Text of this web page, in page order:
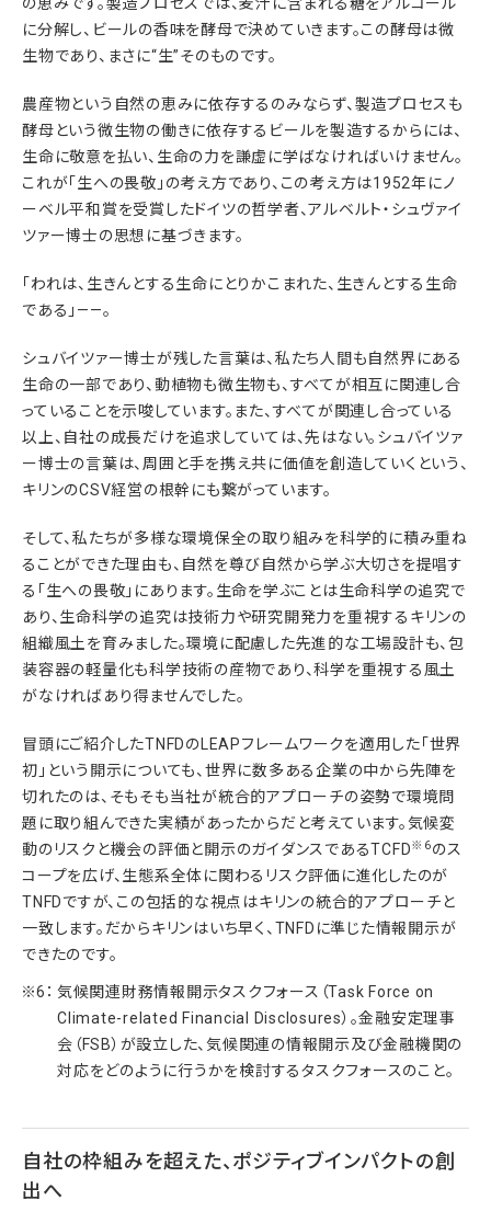
の恵みです。製造プロセスでは、麦汁に含まれる糖をアルコール
に分解し、ビールの香味を酵母で決めていきます。この酵母は微
生物であり、まさに“生”そのものです。
農産物という自然の恵みに依存するのみならず、製造プロセスも
酵母という微生物の働きに依存するビールを製造するからには、
生命に敬意を払い、生命の力を謙虚に学ばなければいけません。
これが「生への畏敬」の考え方であり、この考え方は1952年にノ
ーベル平和賞を受賞したドイツの哲学者、アルベルト・シュヴァイ
ツァー博士の思想に基づきます。
「われは、生きんとする生命にとりかこまれた、生きんとする生命
である」——。
シュバイツァー博士が残した言葉は、私たち人間も自然界にある
生命の一部であり、動植物も微生物も、すべてが相互に関連し合
っていることを示唆しています。また、すべてが関連し合っている
以上、自社の成長だけを追求していては、先はない。シュバイツァ
ー博士の言葉は、周囲と手を携え共に価値を創造していくという、
キリンのCSV経営の根幹にも繋がっています。
そして、私たちが多様な環境保全の取り組みを科学的に積み重ね
ることができた理由も、自然を尊び自然から学ぶ大切さを提唱す
る「生への畏敬」にあります。生命を学ぶことは生命科学の追究で
あり、生命科学の追究は技術力や研究開発力を重視するキリンの
組織風土を育みました。環境に配慮した先進的な工場設計も、包
装容器の軽量化も科学技術の産物であり、科学を重視する風土
がなければあり得ませんでした。
冒頭にご紹介したTNFDのLEAPフレームワークを適用した「世界
初」という開示についても、世界に数多ある企業の中から先陣を
切れたのは、そもそも当社が統合的アプローチの姿勢で環境問
題に取り組んできた実績があったからだと考えています。気候変
動のリスクと機会の評価と開示のガイダンスであるTCFD※6のス
コープを広げ、生態系全体に関わるリスク評価に進化したのが
TNFDですが、この包括的な視点はキリンの統合的アプローチと
一致します。だからキリンはいち早く、TNFDに準じた情報開示が
できたのです。
気候関連財務情報開示タスクフォース（Task Force on
Climate-related Financial Disclosures）。金融安定理事
会（FSB）が設立した、気候関連の情報開示及び金融機関の
対応をどのように行うかを検討するタスクフォースのこと。
自社の枠組みを超えた、ポジティブインパクトの創
出へ